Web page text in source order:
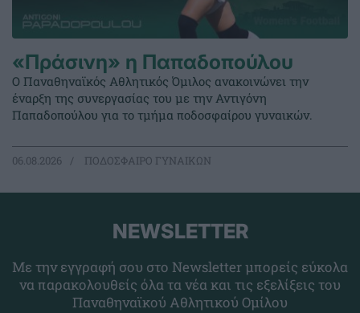
«Πράσινη» η Παπαδοπούλου
Ο Παναθηναϊκός Αθλητικός Όμιλος ανακοινώνει την
έναρξη της συνεργασίας του με την Αντιγόνη
Παπαδοπούλου για το τμήμα ποδοσφαίρου γυναικών.
06.08.2026 ΠΟΔΟΣΦΑΙΡΟ ΓΥΝΑΙΚΩΝ
NEWSLETTER
Με την εγγραφή σου στο Newsletter μπορείς εύκολα
να παρακολουθείς όλα τα νέα και τις εξελίξεις του
Παναθηναϊκού Αθλητικού Ομίλου